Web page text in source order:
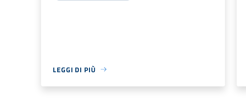
LEGGI DI PIÙ